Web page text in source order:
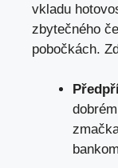
vkladu
zbytečného
pobočkách.